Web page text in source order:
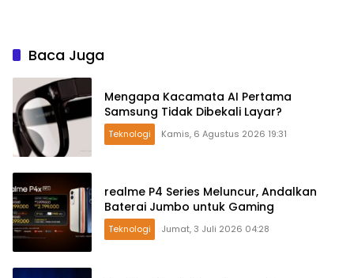
Baca Juga
Mengapa Kacamata AI Pertama
Samsung Tidak Dibekali Layar?
Teknologi Kamis, 6 Agustus 2026 19:31
realme P4 Series Meluncur, Andalkan
Baterai Jumbo untuk Gaming
Teknologi Jumat, 3 Juli 2026 04:28